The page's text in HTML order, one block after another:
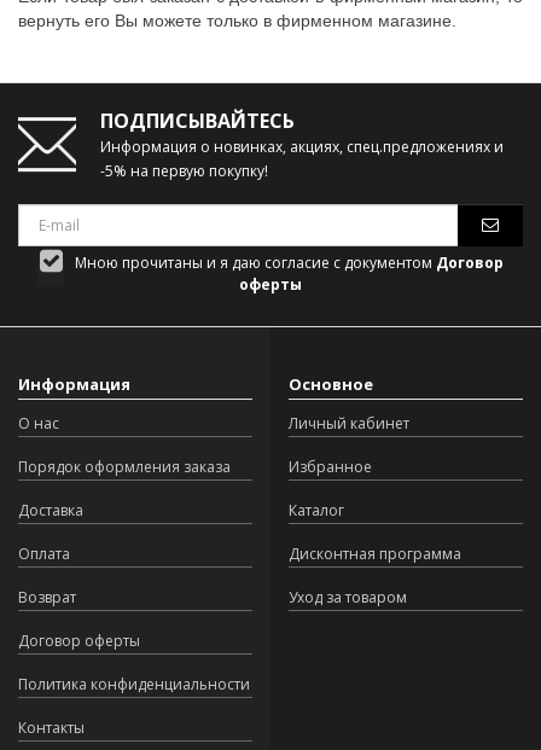
вернуть его Вы можете только в фирменном магазине.
ПОДПИСЫВАЙТЕСЬ
Информация о новинках, акциях, спец.предложениях и
-5% на первую покупку!
Мною прочитаны и я даю согласие с документом Договор
оферты
Информация
О нас
Порядок оформления заказа
Доставка
Оплата
Возврат
Договор оферты
Политика конфиденциальности
Контакты
Основное
Личный кабинет
Избранное
Каталог
Дисконтная программа
Уход за товаром